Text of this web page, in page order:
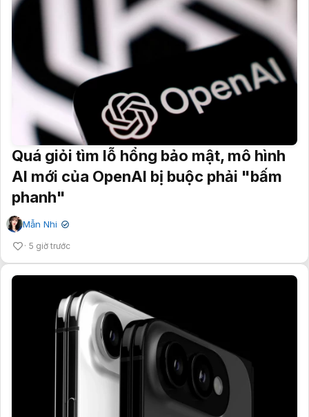
Quá giỏi tìm lỗ hổng bảo mật, mô hình
AI mới của OpenAI bị buộc phải "bấm
phanh"
Mẫn Nhi ✔
5 giờ trước